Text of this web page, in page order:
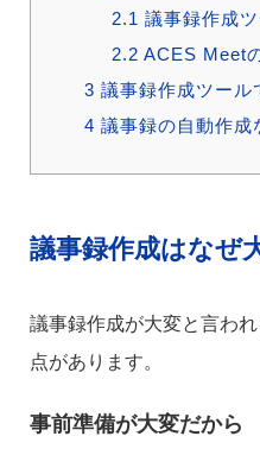
2.1 議事録作成
2.2 ACES Meet
3 議事録作成ツール
4 議事録の自動作成
議事録作成はなぜ
議事録作成が大変と言わ
点があります。
事前準備が大変だから